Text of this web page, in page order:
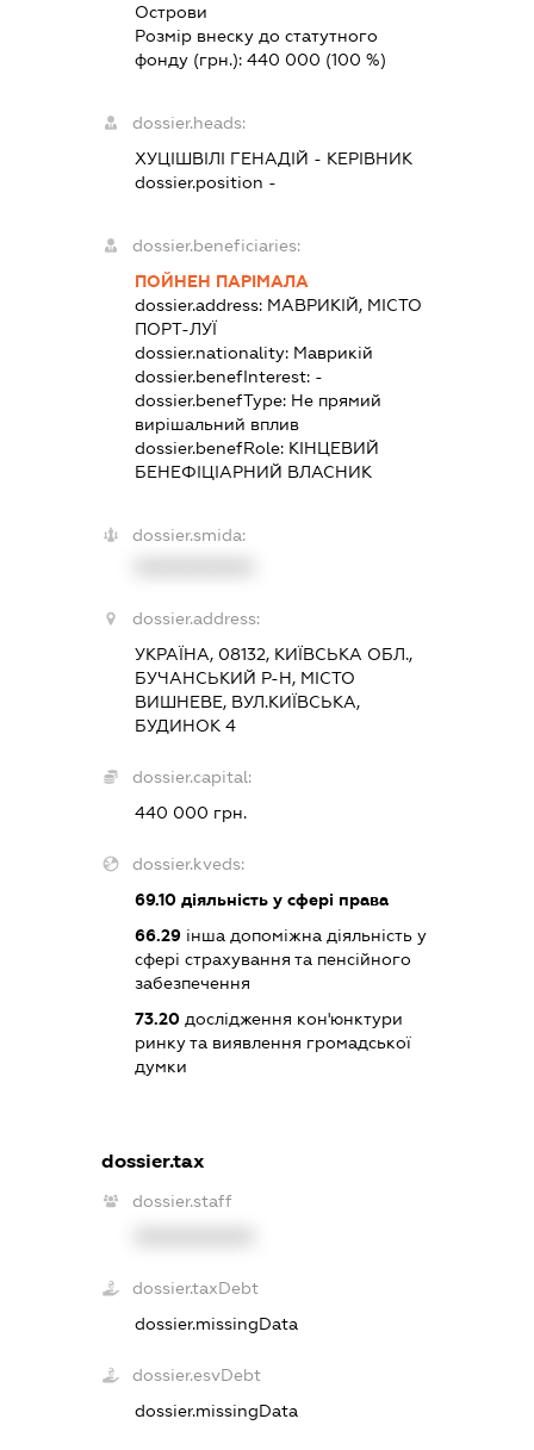
Острови
Розмір внеску до статутного
фонду (грн.): 440 000 (100 %)
dossier.heads:
ХУЦІШВІЛІ ГЕНАДІЙ - КЕРІВНИК
dossier.position -
dossier.beneficiaries:
ПОЙНЕН ПАРІМАЛА
dossier.address: МАВРИКІЙ, МІСТО
ПОРТ-ЛУЇ
dossier.nationality: Маврикій
dossier.benefInterest: -
dossier.benefType: Не прямий
вирішальний вплив
dossier.benefRole: КІНЦЕВИЙ
БЕНЕФІЦІАРНИЙ ВЛАСНИК
dossier.smida:
dossier.address:
УКРАЇНА, 08132, КИЇВСЬКА ОБЛ.,
БУЧАНСЬКИЙ Р-Н, МІСТО
ВИШНЕВЕ, ВУЛ.КИЇВСЬКА,
БУДИНОК 4
dossier.capital:
440 000 грн.
dossier.kveds:
69.10діяльність у сфері права
66.29інша допоміжна діяльність у
сфері страхування та пенсійного
забезпечення
73.20дослідження кон'юнктури
ринку та виявлення громадської
думки
dossier.tax
dossier.staff
dossier.taxDebt
dossier.missingData
dossier.esvDebt
dossier.missingData